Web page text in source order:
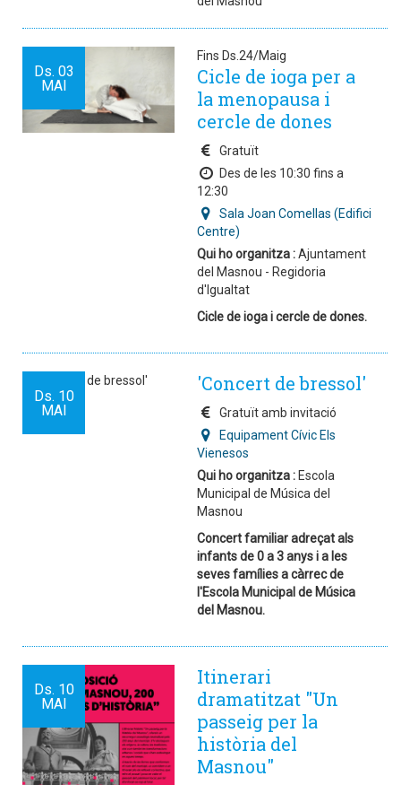
Ds. 03
MAI
Fins Ds.24/Maig
Cicle de ioga per a
la menopausa i
cercle de dones
Gratuït
Des de les 10:30 fins a
12:30
Sala Joan Comellas (Edifici
Centre)
Qui ho organitza :Ajuntament
del Masnou - Regidoria
d'Igualtat
Cicle de ioga i cercle de dones.
Ds. 10
MAI
'Concert de bressol'
Gratuït amb invitació
Equipament Cívic Els
Vienesos
Qui ho organitza : Escola
Municipal de Música del
Masnou
Concert familiar adreçat als
infants de 0 a 3 anys i a les
seves famílies a càrrec de
l'Escola Municipal de Música
del Masnou.
Ds. 10
MAI
Itinerari
dramatitzat "Un
passeig per la
història del
Masnou"